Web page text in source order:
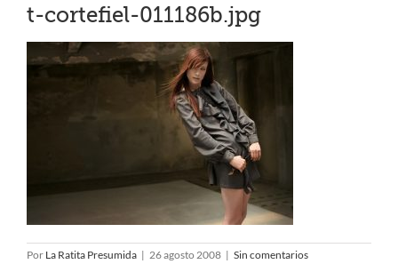
t-cortefiel-011186b.jpg
Por La Ratita Presumida | 26 agosto 2008 | Sin comentarios